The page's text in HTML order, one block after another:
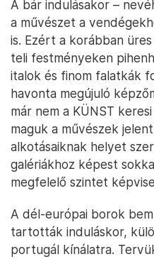
A bár indulásakor –
a művészet a
is. Ezért a korábban
teli festményeken
italok és finom falatkák
havonta megújuló
már nem a KÜNST
maguk a művészek
alkotásaiknak helyet
galériákhoz képest
megfelelő szintet
A dél-európai borok
tartották induláskor,
portugál kínálatra.